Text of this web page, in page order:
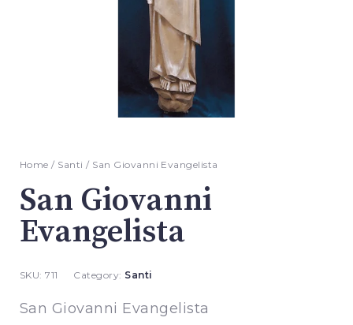
Home / Santi / San Giovanni Evangelista
San Giovanni
Evangelista
SKU:711 Category: Santi
San Giovanni Evangelista